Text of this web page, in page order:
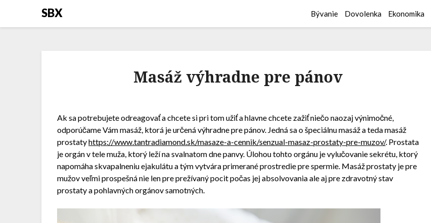
SBX Bývanie Dovolenka Ekonomika
Masáž výhradne pre pánov
Ak sa potrebujete odreagovať a chcete si pri tom užiť a hlavne chcete zažiť niečo naozaj výnimočné,
odporúčame Vám masáž, ktorá je určená výhradne pre pánov. Jedná sa o špeciálnu masáž a teda masáž
prostatyhttps://www.tantradiamond.sk/masaze-a-cennik/senzual-masaz-prostaty-pre-muzov/. Prostata
je orgán v tele muža, ktorý leží na svalnatom dne panvy. Úlohou tohto orgánu je vylučovanie sekrétu, ktorý
napomáha skvapalneniu ejakulátu a tým vytvára primerané prostredie pre spermie. Masáž prostaty je pre
mužov veľmi prospešná nie len pre prežívaný pocit počas jej absolvovania ale aj pre zdravotný stav
prostaty a pohlavných orgánov samotných.